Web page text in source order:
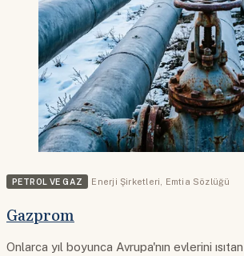
PETROL VE GAZ Enerji Şirketleri Emtia Sözlüğü
Gazprom
Onlarca yıl boyunca Avrupa'nın evlerini